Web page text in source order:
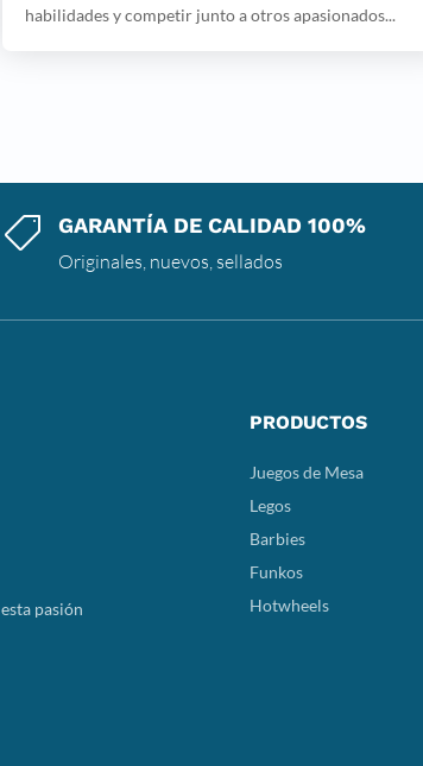
habilidades y competir junto a otros apasionados...
 GARANTÍA DE CALIDAD 100%
Originales, nuevos, sellados
pasión
PRODUCTOS
Juegos de Mesa
Legos
Barbies
Funkos
Hotwheels